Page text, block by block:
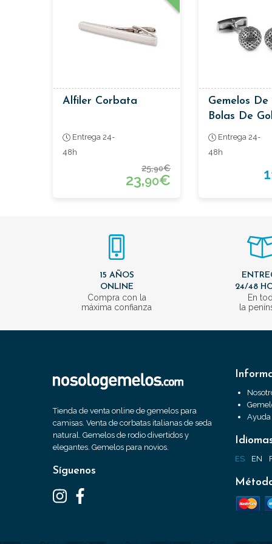
Alfiler Corbata
Entrega 24-
48h
25,90€
23,90€
Gemelos
Bolas De
Entrega 24-
48h
15 AÑOS
ONLINE
Compra con la
máxima confianza
24/48
En
la
Tienda de venta online de gemelos para
camisas. Venta de corbatas italianas de seda
natural. Gemelos de rodio divertidos y
elegantes. Gemelos para novios.
Síguenos
Ayuda
ES EN